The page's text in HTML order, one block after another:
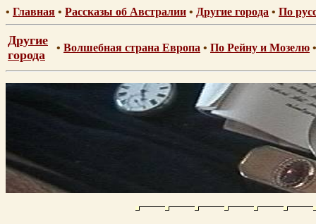
• Главная • Рассказы об Австралии • Другие города • По
Другие
города
• Волшебная страна Европа • По Рейну и Мозелю